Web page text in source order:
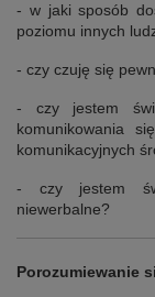
- w jaki sposób
poziomu innych
- czy czuję się
- czy jestem
komunikowania
komunikacyjnych
- czy jestem
niewerbalne?
Porozumiewanie